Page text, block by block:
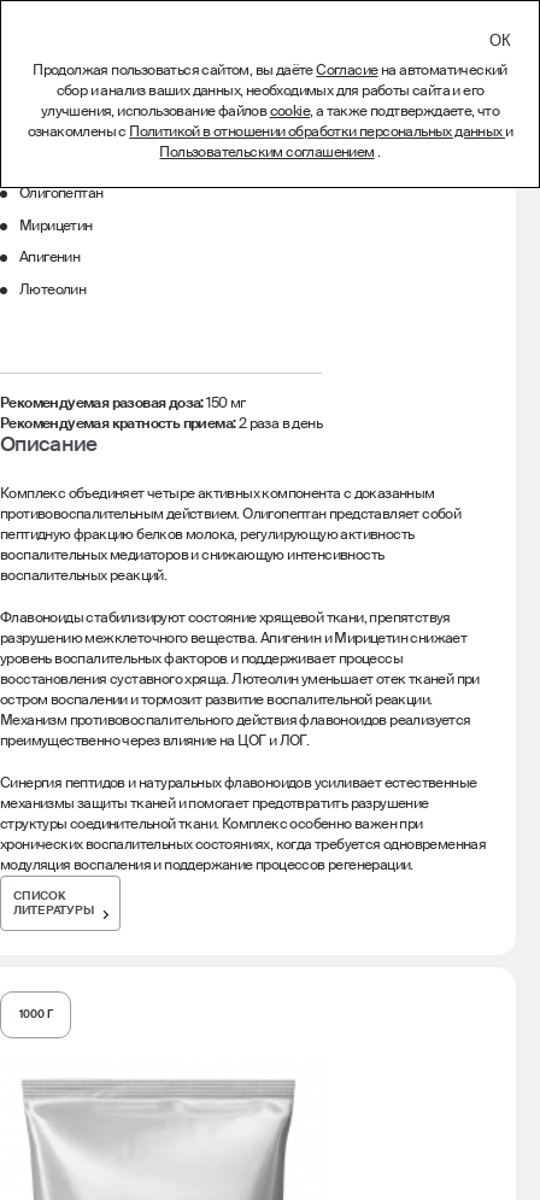
ChondroPeptide
Состав
Олигопептан
Мирицетин
Апигенин
Лютеолин
Рекомендуемая разовая доза:150 мг
Рекомендуемая кратность приема:2 раза в день
Описание
Комплекс объединяет четыре активных компонента с доказанным
противовоспалительным действием. Олигопептан представляет собой
пептидную фракцию белков молока, регулирующую активность
воспалительных медиаторов и снижающую интенсивность
воспалительных реакций.
Флавоноиды стабилизируют состояние хрящевой ткани, препятствуя
разрушению межклеточного вещества. Апигенин и Мирицетин снижает
уровень воспалительных факторов и поддерживает процессы
восстановления суставного хряща. Лютеолин уменьшает отек тканей при
остром воспалении и тормозит развитие воспалительной реакции.
Механизм противовоспалительного действия флавоноидов реализуется
преимущественно через влияние на ЦОГ и ЛОГ.
Синергия пептидов и натуральных флавоноидов усиливает естественные
механизмы защиты тканей и помогает предотвратить разрушение
структуры соединительной ткани. Комплекс особенно важен при
хронических воспалительных состояниях, когда требуется одновременная
модуляция воспаления и поддержание процессов регенерации.
СПИСОК
ЛИТЕРАТУРЫ
1000 Г
Продолжая пользоваться сайтом, вы даётеСогласиена автоматический
сбор и анализ ваших данных, необходимых для работы сайта и его
улучшения, использование файловcookie, а также подтверждаете, что
ознакомлены с Политикой в отношении обработки персональных данныхи
Пользовательским соглашением.